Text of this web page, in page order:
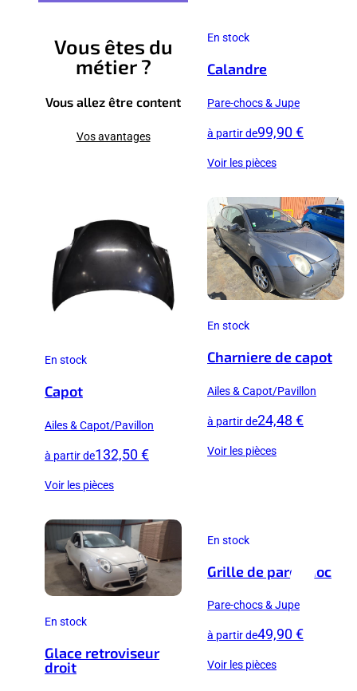
Vous êtes du
métier ?
Vous allez être content
Vos avantages
En stock
Calandre
Pare-chocs & Jupe
à partir de99,90 €
Voir les pièces
En stock
Capot
Ailes & Capot/Pavillon
à partir de132,50 €
Voir les pièces
En stock
Charniere de capot
Ailes & Capot/Pavillon
à partir de24,48 €
Voir les pièces
En stock
Glace retroviseur
droit
En stock
Grille de pare choc
Pare-chocs & Jupe
à partir de49,90 €
Voir les pièces